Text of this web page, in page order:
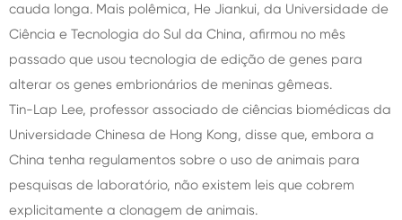
cauda longa. Mais polêmica, He Jiankui, da Universidade de
Ciência e Tecnologia do Sul da China, afirmou no mês
passado que usou tecnologia de edição de genes para
alterar os genes embrionários de meninas gêmeas.
Tin-Lap Lee, professor associado de ciências biomédicas da
Universidade Chinesa de Hong Kong, disse que, embora a
China tenha regulamentos sobre o uso de animais para
pesquisas de laboratório, não existem leis que cobrem
explicitamente a clonagem de animais.